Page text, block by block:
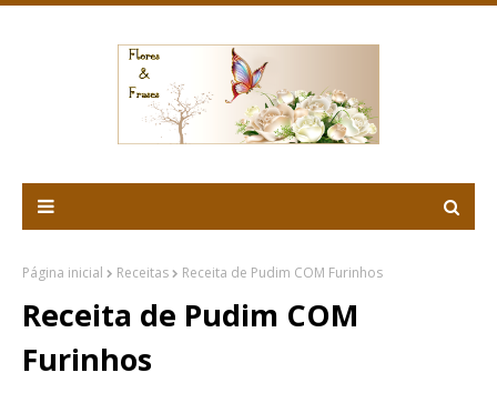
Página inicial Receitas Receita de Pudim COM Furinhos
Receita de Pudim COM
Furinhos